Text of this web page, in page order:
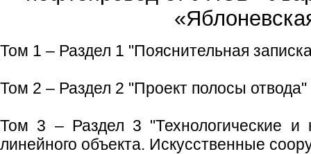
Том 1 – Раздел 1 "Пояснительная
Том 2 – Раздел 2 "Проект полосы отвода"
Том 3 – Раздел 3 "Технологические и
линейного объекта. Искусственные